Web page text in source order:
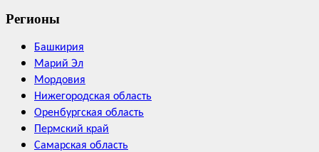
Регионы
Башкирия
Марий Эл
Мордовия
Нижегородская область
Оренбургская область
Пермский край
Самарская область